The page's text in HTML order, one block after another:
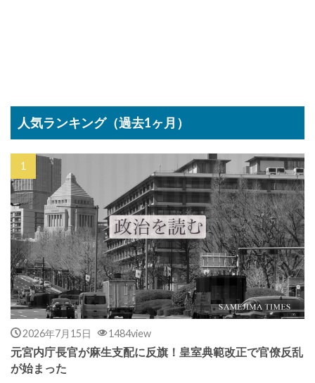
人気ランキング（過去1ヶ月）
2026年7月15日 1484view
元宮内庁長官が麻生支配に反旗！皇室典範改正で官僚反乱
が始まった